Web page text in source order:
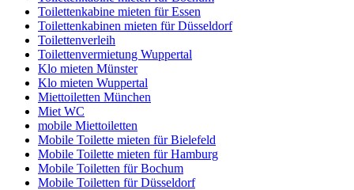
Toilettenkabine mieten für Essen
Toilettenkabinen mieten für Düsseldorf
Toilettenverleih
Toilettenvermietung Wuppertal
Klo mieten Münster
Klo mieten Wuppertal
Miettoiletten München
Miet WC
mobile Miettoiletten
Mobile Toilette mieten für Bielefeld
Mobile Toilette mieten für Hamburg
Mobile Toiletten für Bochum
Mobile Toiletten für Düsseldorf